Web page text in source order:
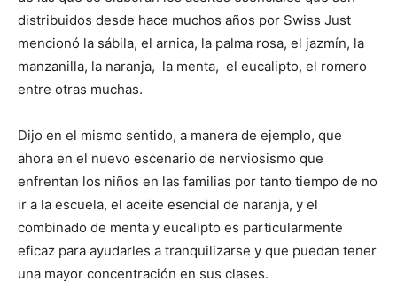
distribuidos desde hace muchos años por Swiss Just
mencionó la sábila, el arnica, la palma rosa, el jazmín, la
manzanilla, la naranja, la menta, el eucalipto, el romero
entre otras muchas.
Dijo en el mismo sentido, a manera de ejemplo, que
ahora en el nuevo escenario de nerviosismo que
enfrentan los niños en las familias por tanto tiempo de no
ir a la escuela, el aceite esencial de naranja, y el
combinado de menta y eucalipto es particularmente
eficaz para ayudarles a tranquilizarse y que puedan tener
una mayor concentración en sus clases.